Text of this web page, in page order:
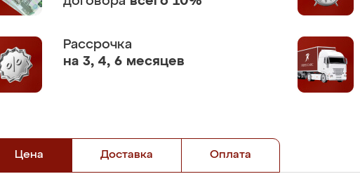
Рассрочка
на 3, 4, 6 месяцев
Цена Доставка Оплата